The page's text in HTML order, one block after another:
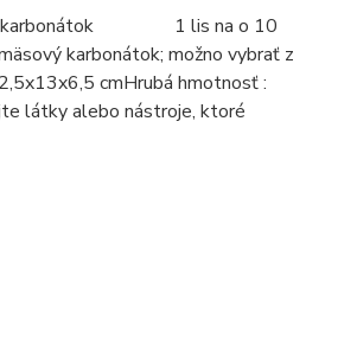
karbonátok 1 lis na o 10
karbonátok; možno vybrať z
cmHrubá hmotnosť :
látky alebo nástroje, ktoré